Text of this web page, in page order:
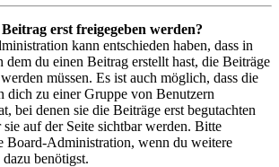
erst freigegeben werden?
kann entschieden haben, dass in
dem du einen Beitrag erstellt hast, die Beiträge
müssen. Es ist auch möglich, dass die
dich zu einer Gruppe von Benutzern
bei denen sie die Beiträge erst begutachten
auf der Seite sichtbar werden. Bitte
Board-Administration, wenn du weitere
benötigst.